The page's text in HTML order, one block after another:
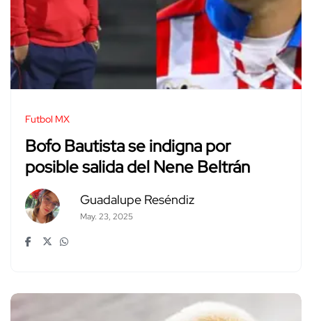
Futbol MX
Bofo Bautista se indigna por
posible salida del Nene Beltrán
Guadalupe Reséndiz
May. 23, 2025